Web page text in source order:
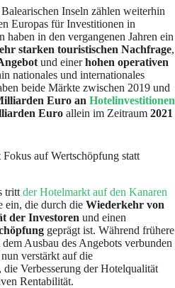
Inseln zählen weiterhin
Europas für Investitionen in
haben in den vergangenen Jahren ein
starken touristischen Nachfrage,
und einerhohen operativen
nationales und internationales
beide Märkte zwischen 2019 und
Euro an Hotelinvestitionen
Euro allein im Zeitraum 2021
auf Wertschöpfung statt
tritt der Hotelmarkt auf den Kanaren
ein, die durch die Wiederkehr von
der Investoren und einen
geprägt ist. Während frühere
Ausbau des Angebots verbunden
verstärkt auf die
, die Verbesserung der Hotelqualität
Rentabilität.